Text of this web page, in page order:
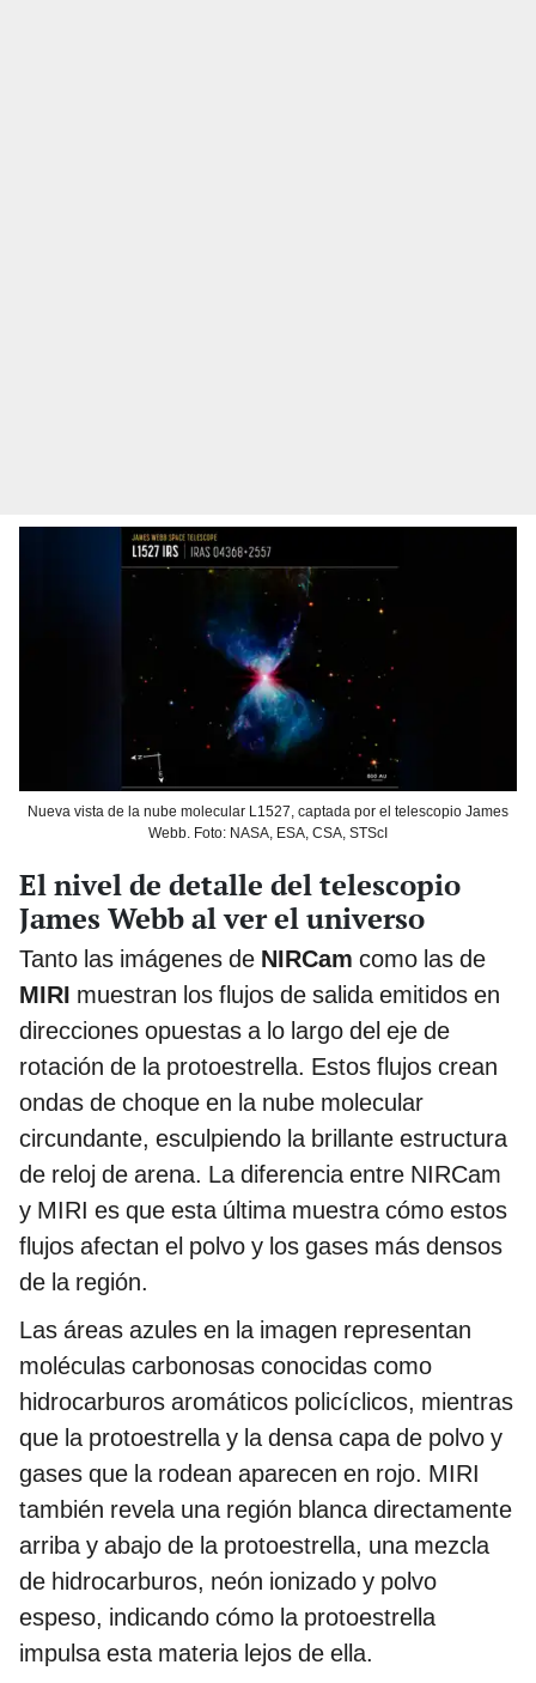
Nueva vista de la nube molecular L1527, captada por el telescopio James
Webb. Foto: NASA, ESA, CSA, STScI
El nivel de detalle del telescopio
James Webb al ver el universo
Tanto las imágenes de NIRCam como las de
MIRI muestran los flujos de salida emitidos en
direcciones opuestas a lo largo del eje de
rotación de la protoestrella. Estos flujos crean
ondas de choque en la nube molecular
circundante, esculpiendo la brillante estructura
de reloj de arena. La diferencia entre NIRCam
y MIRI es que esta última muestra cómo estos
flujos afectan el polvo y los gases más densos
de la región.
Las áreas azules en la imagen representan
moléculas carbonosas conocidas como
hidrocarburos aromáticos policíclicos, mientras
que la protoestrella y la densa capa de polvo y
gases que la rodean aparecen en rojo. MIRI
también revela una región blanca directamente
arriba y abajo de la protoestrella, una mezcla
de hidrocarburos, neón ionizado y polvo
espeso, indicando cómo la protoestrella
impulsa esta materia lejos de ella.